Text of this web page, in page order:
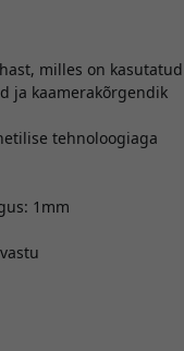
milles on
ja kaamerakõrgendik
tehnoloogiaga
1mm